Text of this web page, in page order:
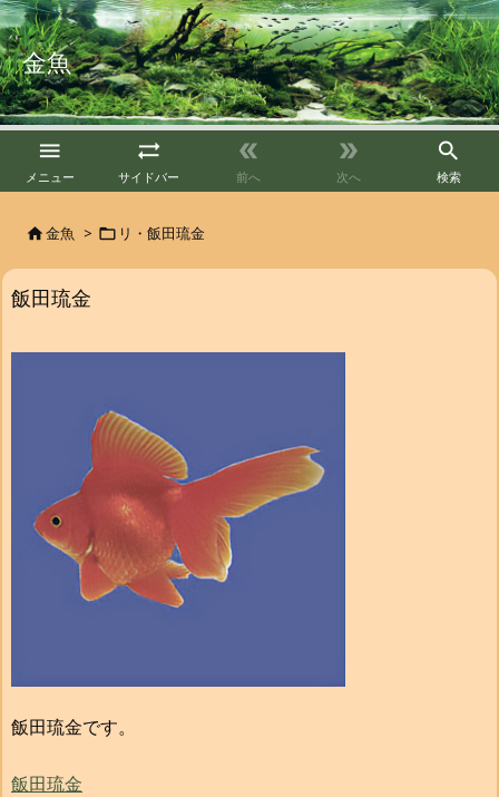
金魚

メニュー

サイドバー

前へ

次へ

検索
金魚 >  リ・飯田琉金
飯田琉金
飯田琉金です。
飯田琉金